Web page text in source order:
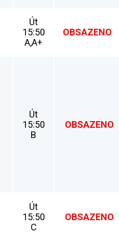
Út
15:50
A,A+
OBSAZENO
Út
15:50
B
OBSAZENO
Út
15:50
C
OBSAZENO